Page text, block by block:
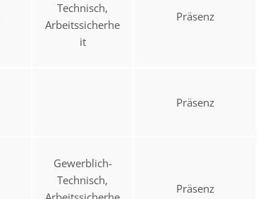
Technisch,
Arbeitssicherhe
it
Präsenz
Präsenz
Gewerblich-
Technisch,
Präsenz